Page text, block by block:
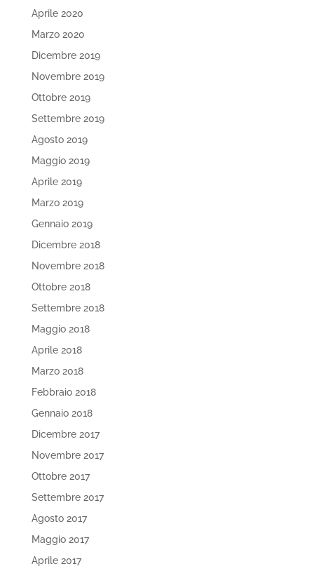
Aprile 2020
Marzo 2020
Dicembre 2019
Novembre 2019
Ottobre 2019
Settembre 2019
Agosto 2019
Maggio 2019
Aprile 2019
Marzo 2019
Gennaio 2019
Dicembre 2018
Novembre 2018
Ottobre 2018
Settembre 2018
Maggio 2018
Aprile 2018
Marzo 2018
Febbraio 2018
Gennaio 2018
Dicembre 2017
Novembre 2017
Ottobre 2017
Settembre 2017
Agosto 2017
Maggio 2017
Aprile 2017